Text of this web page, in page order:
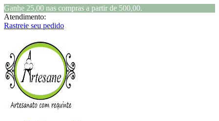
Ganhe 25,00 nas compras a partir de 500,00.
Atendimento:
Rastreie seu pedido